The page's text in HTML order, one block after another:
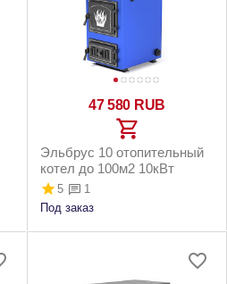
47 580 RUB
Эльбрус 10 отопительный
котел до 100м2 10кВт
5
1
Под заказ